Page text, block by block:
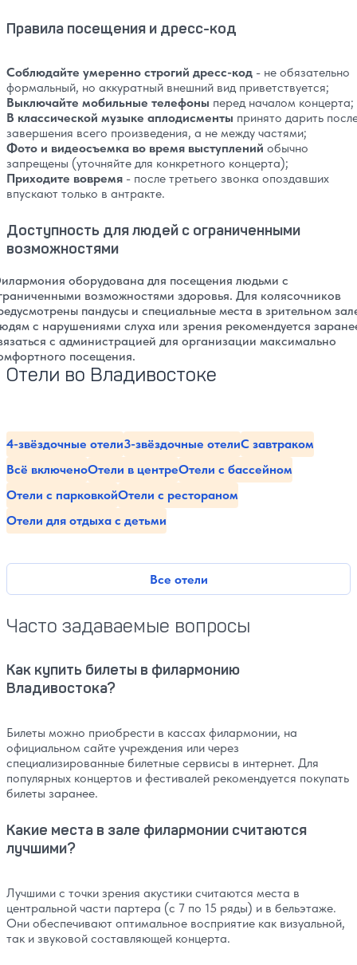
Правила посещения и дресс-код
Соблюдайте умеренно строгий дресс-код - не обязательно
формальный, но аккуратный внешний вид приветствуется;
Выключайте мобильные телефоны перед началом концерта;
В классической музыке аплодисменты принято дарить
завершения всего произведения, а не между частями;
Фото и видеосъемка во время выступлений обычно
запрещены (уточняйте для конкретного концерта);
Приходите вовремя - после третьего звонка опоздавших
впускают только в антракте.
Доступность для людей с ограниченными
возможностями
оборудована для посещения людьми с
возможностями здоровья. Для колясочников
пандусы и специальные места в зрительном
с нарушениями слуха или зрения рекомендуется
с администрацией для организации максимально
посещения.
Отели во Владивостоке
Все отели
4-звёздочные отели3-звёздочные отелиС завтраком
Всё включеноОтели в центреОтели с бассейном
Отели с парковкойОтели с рестораном
Отели для отдыха с детьми
Часто задаваемые вопросы
Как купить билеты в филармонию
Владивостока?
Билеты можно приобрести в кассах филармонии, на
официальном сайте учреждения или через
специализированные билетные сервисы в интернет. Для
популярных концертов и фестивалей рекомендуется покупать
билеты заранее.
Какие места в зале филармонии считаются
лучшими?
Лучшими с точки зрения акустики считаются места в
центральной части партера (с 7 по 15 ряды) и в бельэтаже.
Они обеспечивают оптимальное восприятие как визуальной,
так и звуковой составляющей концерта.